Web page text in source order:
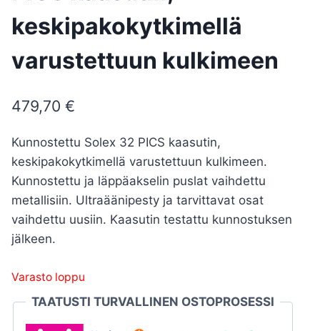
keskipakokytkimellä
varustettuun kulkimeen
479,70 €
Kunnostettu Solex 32 PICS kaasutin,
keskipakokytkimellä varustettuun kulkimeen.
Kunnostettu ja läppäakselin puslat vaihdettu
metallisiin. Ultraäänipesty ja tarvittavat osat
vaihdettu uusiin. Kaasutin testattu kunnostuksen
jälkeen.
Varasto loppu
TAATUSTI TURVALLINEN OSTOPROSESSI